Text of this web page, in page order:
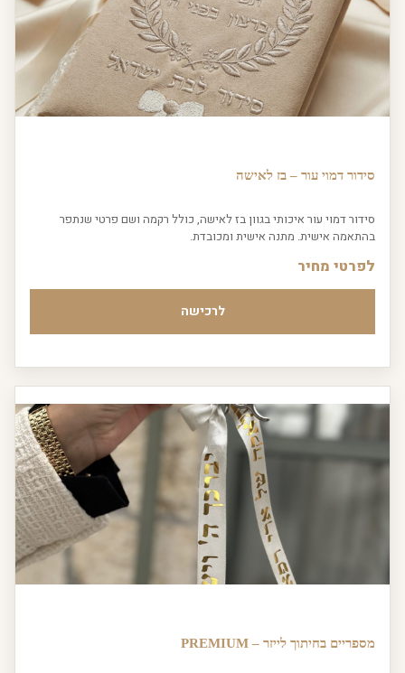
סידור דמוי עור – בז לאישה
סידור דמוי עור איכותי בגוון בז לאישה, כולל רקמה ושם פרטי שנתפר
בהתאמה אישית. מתנה אישית ומכובדת.
לפרטי מחיר
לרכישה
מספריים בחיתוך לייזר – PREMIUM